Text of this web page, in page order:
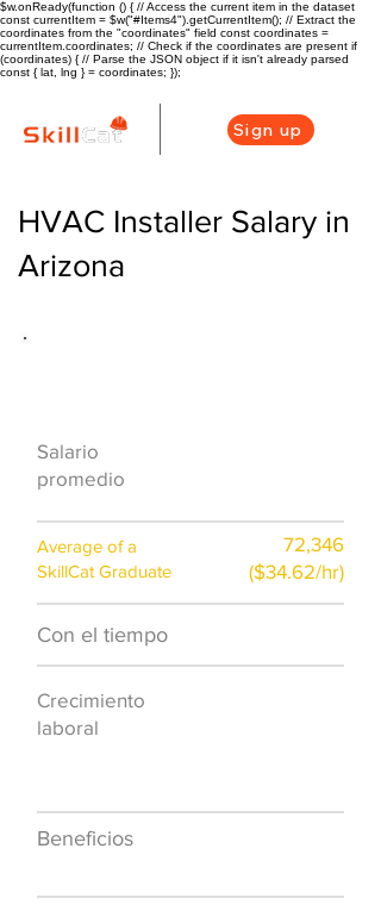
$w.onReady(function () { // Access the current item in the dataset
const currentItem = $w("#Items4").getCurrentItem(); // Extract the
coordinates from the "coordinates" field const coordinates =
currentItem.coordinates; // Check if the coordinates are present if
(coordinates) { // Parse the JSON object if it isn't already parsed
const { lat, lng } = coordinates; });
Sign up
HVAC Installer Salary in
Arizona
Salario
promedio
Average of a
SkillCat Graduate
72,346
($34.62/hr)
Con el tiempo
Crecimiento
laboral
Beneficios